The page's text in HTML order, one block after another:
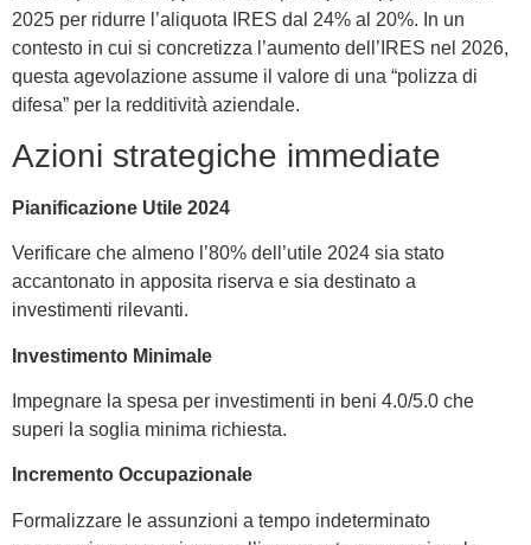
2025 per ridurre l’aliquota IRES dal 24% al 20%. In un
contesto in cui si concretizza l’aumento dell’IRES nel 2026,
questa agevolazione assume il valore di una “polizza di
difesa” per la redditività aziendale.
Azioni strategiche immediate
Pianificazione Utile 2024
Verificare che almeno l’80% dell’utile 2024 sia stato
accantonato in apposita riserva e sia destinato a
investimenti rilevanti.
Investimento Minimale
Impegnare la spesa per investimenti in beni 4.0/5.0 che
superi la soglia minima richiesta.
Incremento Occupazionale
Formalizzare le assunzioni a tempo indeterminato